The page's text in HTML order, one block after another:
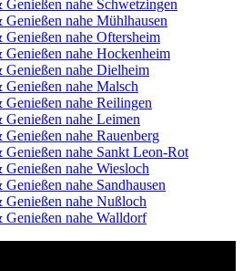
Genießen nahe Schwetzingen
nahe Mühlhausen
nahe Oftersheim
nahe Hockenheim
Genießen nahe Dielheim
nahe Malsch
nahe Reilingen
nahe Leimen
nahe Rauenberg
nahe Sankt Leon-Rot
nahe Wiesloch
nahe Sandhausen
nahe Nußloch
Genießen nahe Walldorf